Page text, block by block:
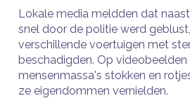
Lokale media meldden dat
snel door de politie werd
verschillende voertuigen met
beschadigden. Op
mensenmassa's stokken en
ze eigendommen vernielden.